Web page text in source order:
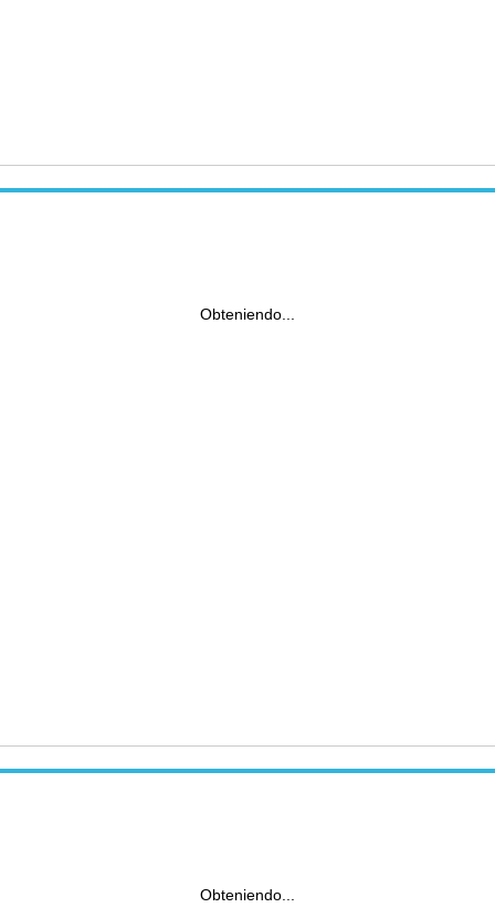
Obteniendo...
Obteniendo...